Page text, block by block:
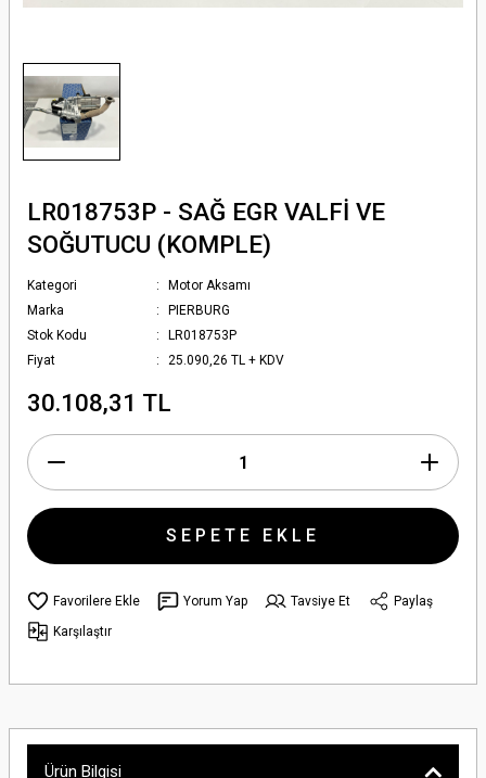
LR018753P - SAĞ EGR VALFİ VE
SOĞUTUCU (KOMPLE)
Kategori
Motor Aksamı
Marka
PIERBURG
Stok Kodu
LR018753P
Fiyat
25.090,26 TL + KDV
30.108,31 TL
SEPETE EKLE
Yorum Yap Tavsiye Et
Paylaş
Karşılaştır
Ürün Bilgisi